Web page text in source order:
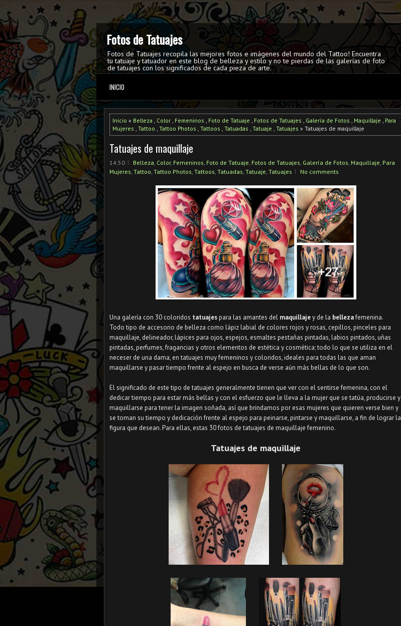
Fotos de Tatuajes
Fotos de Tatuajes recopila las mejores fotos e imágenes del mundo del Tattoo! Encuentra
tu tatuaje y tatuador en este blog de belleza y estilo y no te pierdas de las galerías de foto
de tatuajes con los significados de cada pieza de arte.
INICIO
Inicio » Belleza , Color , Femeninos , Foto de Tatuaje , Fotos de Tatuajes , Galería de Fotos , Maquillaje , Para
Mujeres , Tattoo , Tattoo Photos , Tattoos , Tatuadas , Tatuaje , Tatuajes » Tatuajes de maquillaje
Tatuajes de maquillaje
14:50 Belleza, Color, Femeninos, Foto de Tatuaje, Fotos de Tatuajes, Galería de Fotos, Maquillaje, Para
Mujeres, Tattoo, Tattoo Photos, Tattoos, Tatuadas, Tatuaje, Tatuajes No comments
Una galería con 30 coloridos tatuajespara las amantes del maquillajey de la bellezafemenina.
Todo tipo de accesorio de belleza como lápiz labial de colores rojos y rosas, cepillos, pinceles para
maquillaje, delineador, lápices para ojos, espejos, esmaltes pestañas pintadas, labios pintados, uñas
pintadas, perfumes, fragancias y otros elementos de estética y cosmética; todo lo que se utiliza en el
neceser de una dama, en tatuajes muy femeninos y coloridos, ideales para todas las que aman
maquillarse y pasar tiempo frente al espejo en busca de verse aún más bellas de lo que son.
El significado de este tipo de tatuajes generalmente tienen que ver con el sentirse femenina, con el
dedicar tiempo para estar más bellas y con el esfuerzo que le lleva a la mujer que se tatúa, producirse y
maquillarse para tener la imagen soñada, así que brindamos por esas mujeres que quieren verse bien y
se toman su tiempo y dedicación frente al espejo para peinarse, pintarse y maquillarse, a fin de lograr la
figura que desean. Para ellas, estas 30 fotos de tatuajes de maquillaje femenino.
Tatuajes de maquillaje